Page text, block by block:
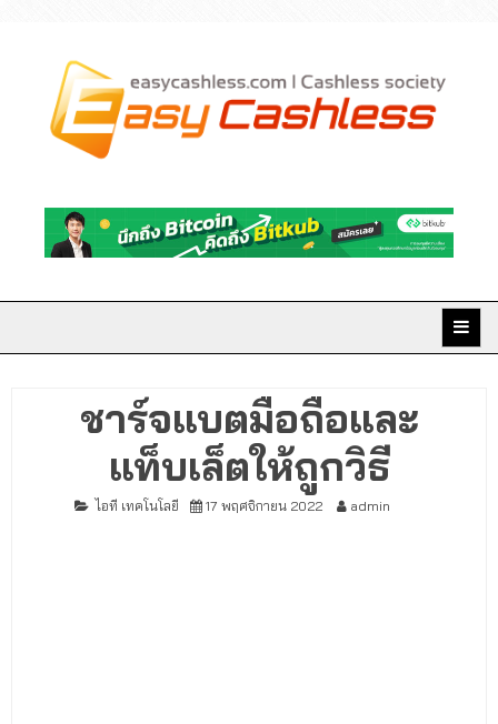
content
Easy Cashless มิติใหม่
แห่งการเงินยุคดิจิทัล
ชาร์จแบตมือถือและ
แท็บเล็ตให้ถูกวิธี
ไอที เทคโนโลยี 17 พฤศจิกายน 2022 admin